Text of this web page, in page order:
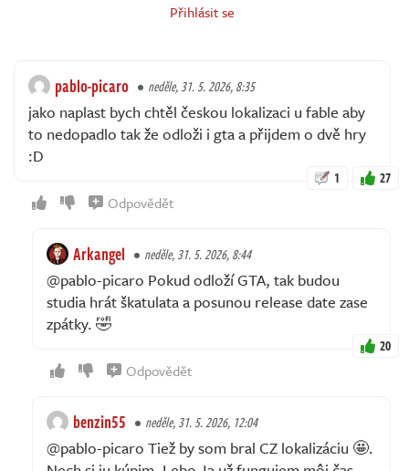
Přihlásit se
pablo-picaro neděle, 31. 5. 2026, 8:35
jako naplast bych chtěl českou lokalizaci u fable aby
to nedopadlo tak že odloži i gta a přijdem o dvě hry
:D
1 27
Odpovědět
Arkangel neděle, 31. 5. 2026, 8:44
@pablo-picaro Pokud odloží GTA, tak budou
studia hrát škatulata a posunou release date zase
zpátky. 🤣
20
Odpovědět
benzin55 neděle, 31. 5. 2026, 12:04
@pablo-picaro Tiež by som bral CZ lokalizáciu 🤩.